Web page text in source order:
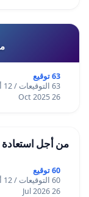
63 توقيع
63 التوقيعات / 12 أشهر
26 Oct 2025
من أجل استعادة
60 توقيع
60 التوقيعات / 12 أشهر
26 Jul 2026